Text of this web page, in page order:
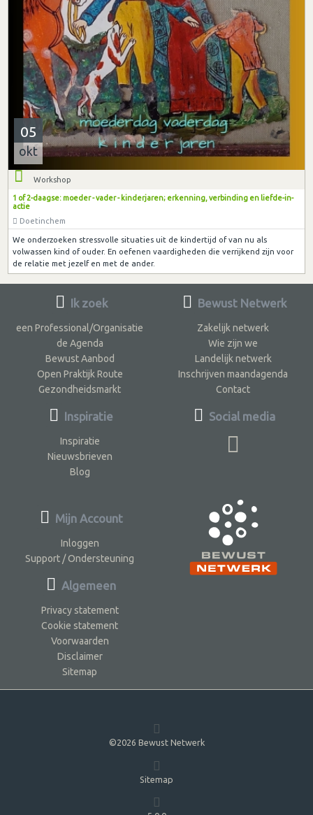
05
okt
Workshop
1 of 2-daagse: moeder - vader - kinderjaren; erkenning, verbinding en liefde-in-
actie
Doetinchem
We onderzoeken stressvolle situaties uit de kindertijd of van nu als
volwassen kind of ouder. En oefenen vaardigheden die verrijkend zijn voor
de relatie met jezelf en met de ander.
Ik zoek
een Professional/Organisatie
de Agenda
Bewust Aanbod
Open Praktijk Route
Gezondheidsmarkt
Inspiratie
Inspiratie
Nieuwsbrieven
Blog
Bewust Netwerk
Zakelijk netwerk
Wie zijn we
Landelijk netwerk
Inschrijven maandagenda
Contact
Social media
Mijn Account
Inloggen
Support / Ondersteuning
Algemeen
Privacy statement
Cookie statement
Voorwaarden
Disclaimer
Sitemap
©2026 Bewust Netwerk
Sitemap